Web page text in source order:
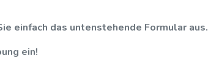
einfach das untenstehende Formular aus.
ein!